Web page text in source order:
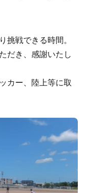
挑戦できる時間。
だき、感謝いたし
カー、陸上等に取